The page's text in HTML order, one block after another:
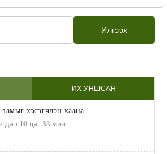
Илгээх
ИХ УНШСАН
хэсэгчлэн хаана
10 цаг 33 мин